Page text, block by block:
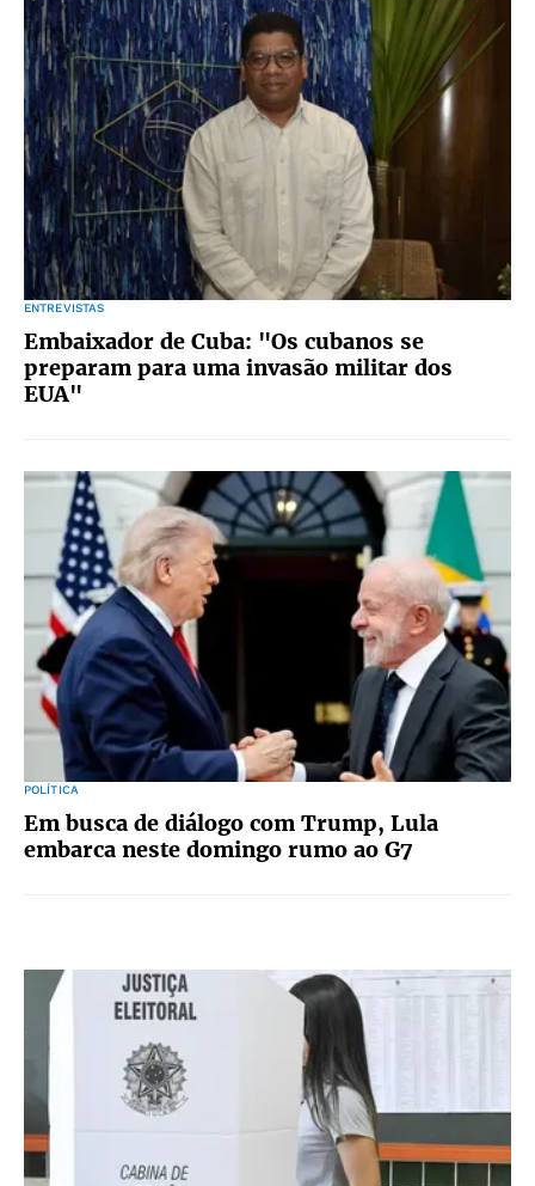
ENTREVISTAS
Embaixador de Cuba: "Os cubanos se
preparam para uma invasão militar dos
EUA"
POLÍTICA
Em busca de diálogo com Trump, Lula
embarca neste domingo rumo ao G7